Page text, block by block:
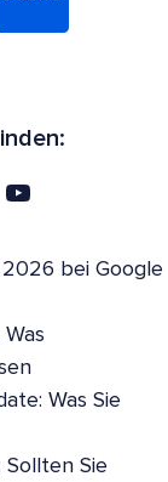
2026 bei Google
Was Sie
Sie